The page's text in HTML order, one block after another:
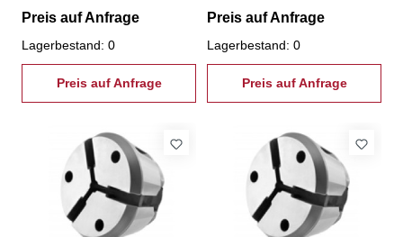
Preis auf Anfrage
Lagerbestand: 0
Preis auf Anfrage
Preis auf Anfrage
Lagerbestand: 0
Preis auf Anfrage